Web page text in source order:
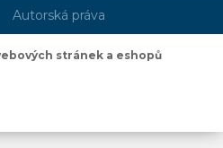
Autorská práva
stránek a eshopů